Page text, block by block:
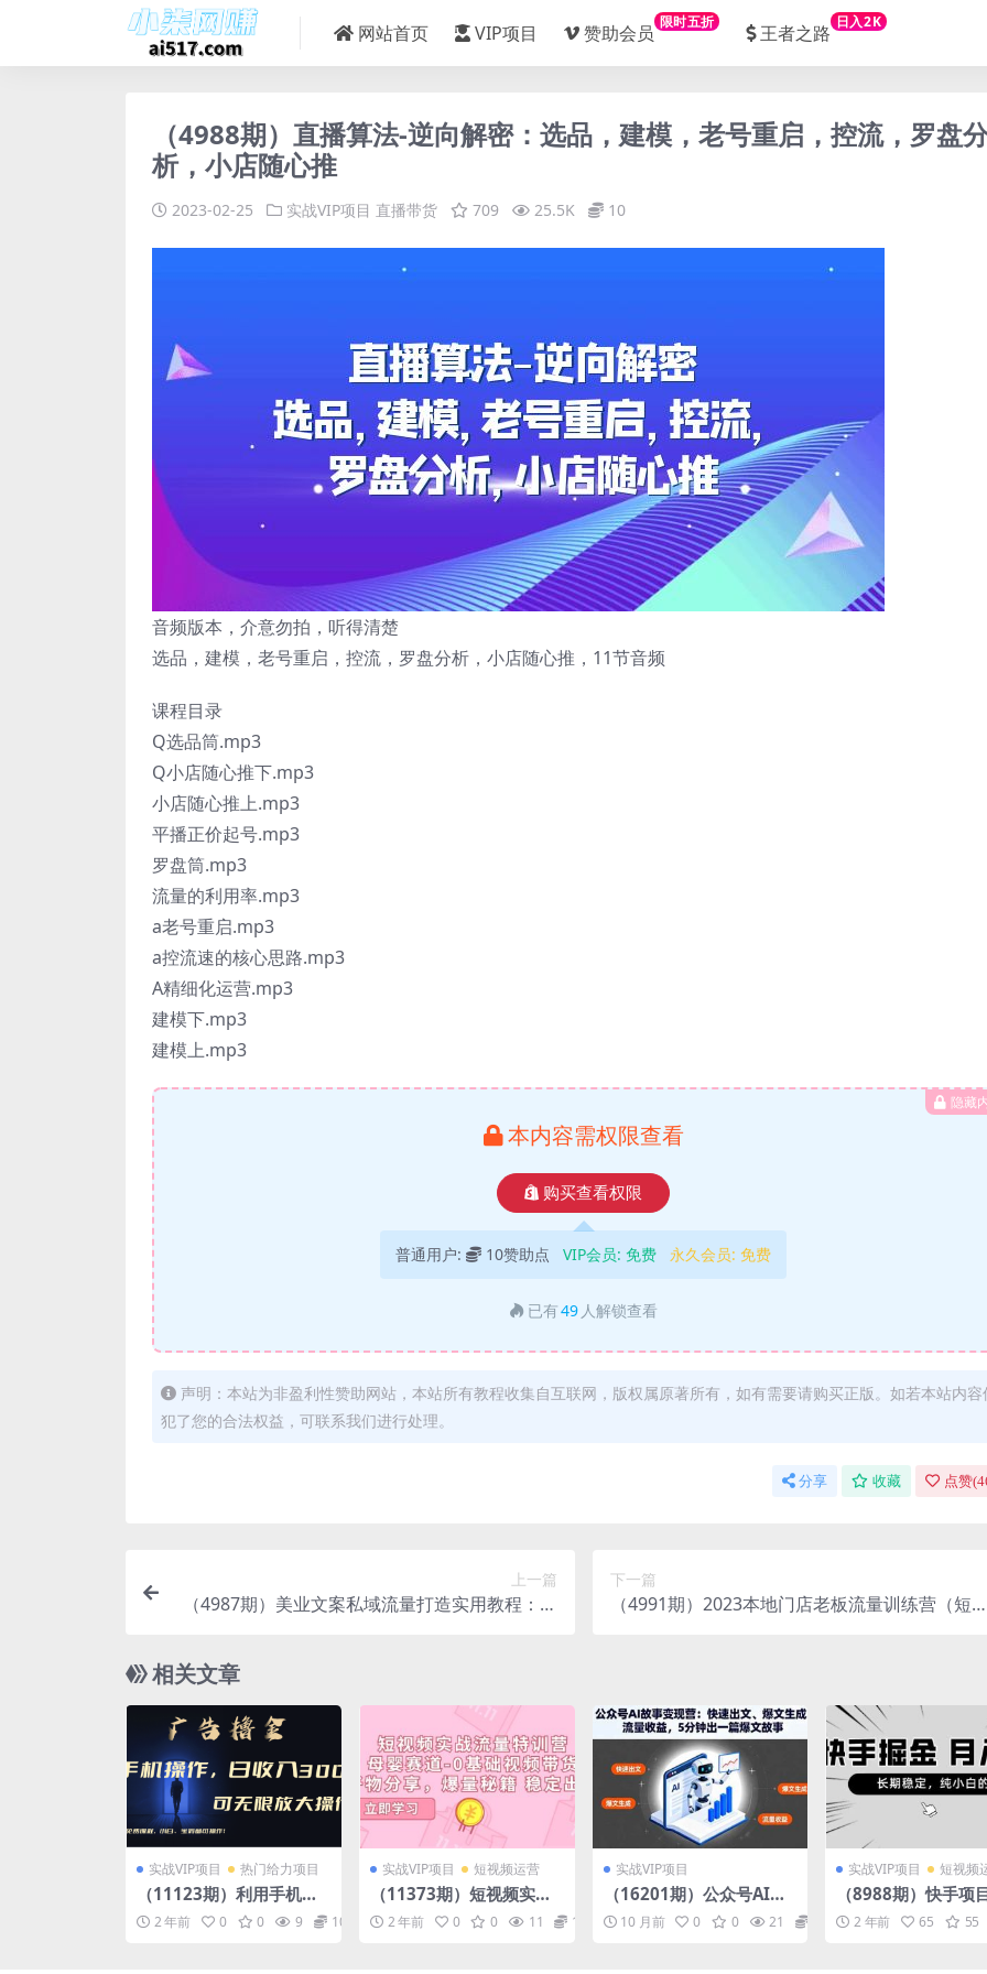
网站首页 VIP项目 赞助会员 限时五折 王者之路 日入2K
（4988期）直播算法-逆向解密：选品，建模，老号重启，控流，罗盘
析，小店随心推
2023-02-25 实战VIP项目 直播带货 709 25.5K 10
音频版本，介意勿拍，听得清楚
选品，建模，老号重启，控流，罗盘分析，小店随心推，11节音频
课程目录
Q选品筒.mp3
Q小店随心推下.mp3
小店随心推上.mp3
平播正价起号.mp3
罗盘筒.mp3
流量的利用率.mp3
a老号重启.mp3
a控流速的核心思路.mp3
A精细化运营.mp3
建模下.mp3
建模上.mp3
隐藏
本内容需权限查看
购买查看权限
普通用户: 10赞助点 VIP会员: 免费 永久会员: 免费
已有49 人解锁查看
声明：本站为非盈利性赞助网站，本站所有教程收集自互联网，版权属原著所有，如有需要请购买正版。如若本站内容
犯了您的合法权益，可联系我们进行处理。
分享 收藏 点赞(
上一篇
（4987期）美业文案私域流量打造实用教程：学
下一篇
（4991期）2023本地门店老板流量训练营（短
相关文章
实战VIP项目 热门给力项目
（11123期）利用手机刷
广告，不用养机，单机收
益30+无上限 可批量复制
2 年前 0 0 9 10
实战VIP项目 短视频运营
（11373期）短视频实战
流量特训营，母婴赛道-0
基础带货，好物分享，爆
2 年前 0 0 11 10
实战VIP项目
（16201期）公众号AI故
事变现营：快速出文、爆
文生成、流量收益，5分钟
10 月前 0 0 21
实战VIP项目 短视频
（8988期）快手项
期稳定，月入1W，
都可以干的项目
2 年前 65 55